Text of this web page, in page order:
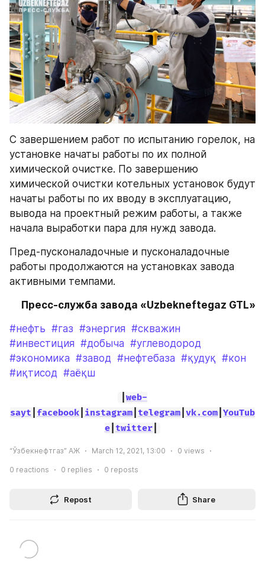
С завершением работ по испытанию горелок, на
установке начаты работы по их полной
химической очистке. По завершению
химической очистки котельных установок будут
начаты работы по их вводу в эксплуатацию,
вывода на проектный режим работы, а также
начала выработки пара для нужд завода.
Пред-пусконаладочные и пусконаладочные
работы продолжаются на установках завода
активными темпами.
Пресс-служба завода «Uzbekneftegaz GTL»
#нефть #газ #энергия #скважин
#инвестиция #добыча #углеводород
#экономика #завод #нефтебаза #қудуқ #кон
#иқтисод #аёқш
web-
sayt facebook instagram telegram vk.com YouTub
e| twitter|
“Ўзбекнефтгаз” АЖ March 12, 2021, 13:00 0 views
0 reactions 0 replies 0 reposts
Repost Share